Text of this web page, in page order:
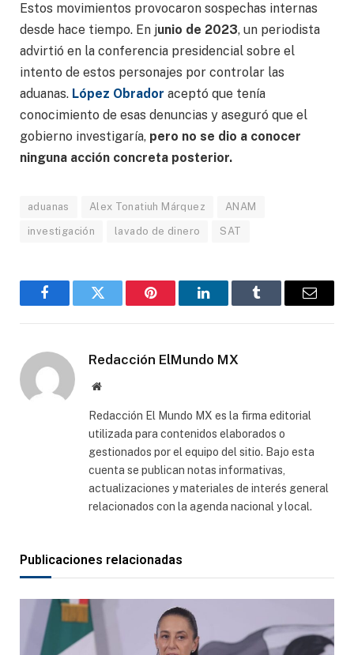
Estos movimientos provocaron sospechas internas
desde hace tiempo. En junio de 2023, un periodista
advirtió en la conferencia presidencial sobre el
intento de estos personajes por controlar las
aduanas. López Obrador aceptó que tenía
conocimiento de esas denuncias y aseguró que el
gobierno investigaría, pero no se dio a conocer
ninguna acción concreta posterior.
aduanas Alex Tonatiuh Márquez ANAM
investigación lavado de dinero SAT
FacebookGorjeo Pinterest LinkedInTumblr
Correo
Redacción ElMundo MX
Sitio
Redacción El Mundo MX es la firma editorial
utilizada para contenidos elaborados o
gestionados por el equipo del sitio. Bajo esta
cuenta se publican notas informativas,
actualizaciones y materiales de interés general
relacionados con la agenda nacional y local.
Publicaciones relacionadas